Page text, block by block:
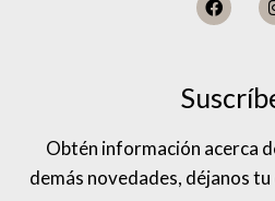
Obtén información acerca
demás novedades, déjanos